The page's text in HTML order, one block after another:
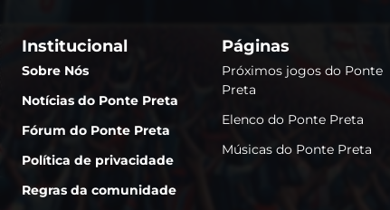
Institucional
Sobre Nós
Notícias do Ponte Preta
Fórum do Ponte Preta
Política de privacidade
Regras da comunidade
Páginas
Próximos jogos do Ponte
Preta
Elenco do Ponte Preta
Músicas do Ponte Preta